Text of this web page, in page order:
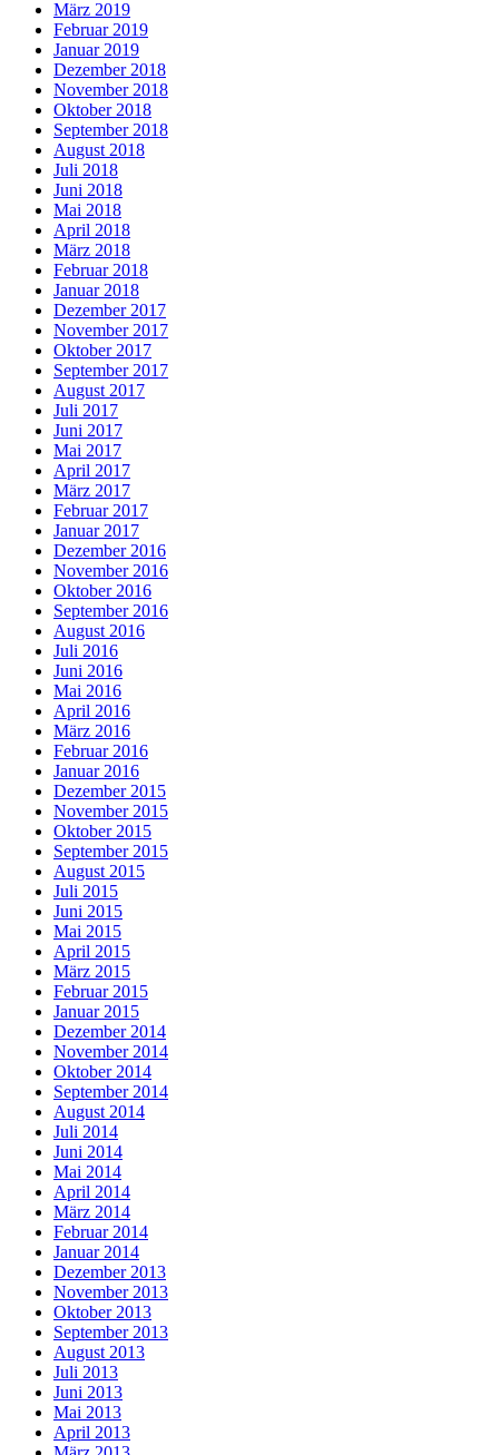
März 2019
Februar 2019
Januar 2019
Dezember 2018
November 2018
Oktober 2018
September 2018
August 2018
Juli 2018
Juni 2018
Mai 2018
April 2018
März 2018
Februar 2018
Januar 2018
Dezember 2017
November 2017
Oktober 2017
September 2017
August 2017
Juli 2017
Juni 2017
Mai 2017
April 2017
März 2017
Februar 2017
Januar 2017
Dezember 2016
November 2016
Oktober 2016
September 2016
August 2016
Juli 2016
Juni 2016
Mai 2016
April 2016
März 2016
Februar 2016
Januar 2016
Dezember 2015
November 2015
Oktober 2015
September 2015
August 2015
Juli 2015
Juni 2015
Mai 2015
April 2015
März 2015
Februar 2015
Januar 2015
Dezember 2014
November 2014
Oktober 2014
September 2014
August 2014
Juli 2014
Juni 2014
Mai 2014
April 2014
März 2014
Februar 2014
Januar 2014
Dezember 2013
November 2013
Oktober 2013
September 2013
August 2013
Juli 2013
Juni 2013
Mai 2013
April 2013